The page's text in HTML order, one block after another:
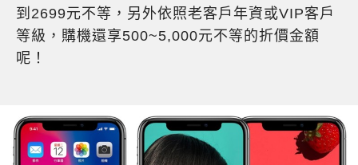
到2699元不等，另外依照老客戶年資或VIP客戶
等級，購機還享500~5,000元不等的折價金額
呢！